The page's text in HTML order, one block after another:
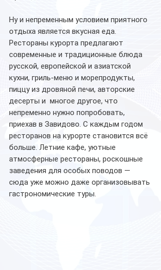
Ну и непременным условием приятного
отдыха является вкусная еда.
Рестораны курорта предлагают
современные и традиционные блюда
русской, европейской и азиатской
кухни, гриль-меню и морепродукты,
пиццу из дровяной печи, авторские
десерты и  многое другое, что
непременно нужно попробовать,
приехав в Завидово. С каждым годом
ресторанов на курорте становится всё
больше. Летние кафе, уютные
атмосферные рестораны, роскошные
заведения для особых поводов —
сюда уже можно даже организовывать
гастрономические туры.